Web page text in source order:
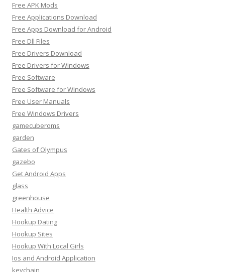
Free APK Mods
Free Applications Download
Free Apps Download for Android
Free Dll Files
Free Drivers Download
Free Drivers for Windows
Free Software
Free Software for Windows
Free User Manuals
Free Windows Drivers
gamecuberoms
garden
Gates of Olympus
gazebo
Get Android Apps
glass
greenhouse
Health Advice
Hookup Dating
Hookup Sites
Hookup With Local Girls
Ios and Android Application
keychain